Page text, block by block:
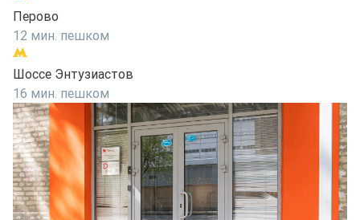
Перово
12 мин. пешком
Шоссе Энтузиастов
16 мин. пешком